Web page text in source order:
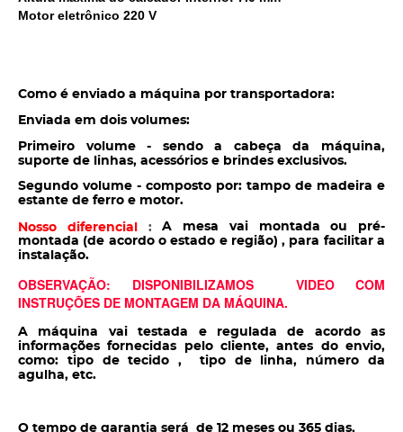
Motor eletrônico 220 V
Como é enviado a máquina por transportadora:
Enviada em dois volumes:
Primeiro volume - sendo a cabeça da máquina,
suporte de linhas, acessórios e brindes exclusivos.
Segundo volume - composto por: tampo de madeira e
estante de ferro e motor.
Nosso diferencial :A mesa vai montada ou pré-
montada (de acordo o estado e região) , para facilitar a
instalação.
OBSERVAÇÃO: DISPONIBILIZAMOS VIDEO COM
INSTRUÇÕES DE MONTAGEM DA MÁQUINA.
A máquina vai testada e regulada de acordo as
informações fornecidas pelo cliente, antes do envio,
como: tipo de tecido , tipo de linha, número da
agulha, etc.
O tempo de garantia será de 12 meses ou 365 dias,